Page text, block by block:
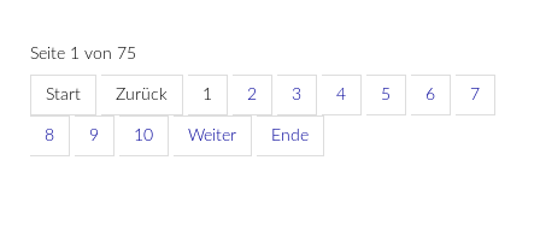
Seite 1 von 75
Start Zurück 1 2 3 4 5 6 7
8 9 10 Weiter Ende